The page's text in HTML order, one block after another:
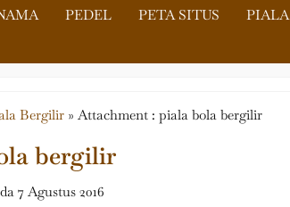
PEDEL PETA SITUS PIALA
Bergilir » Attachment : piala bola bergilir
bergilir
7 Agustus 2016